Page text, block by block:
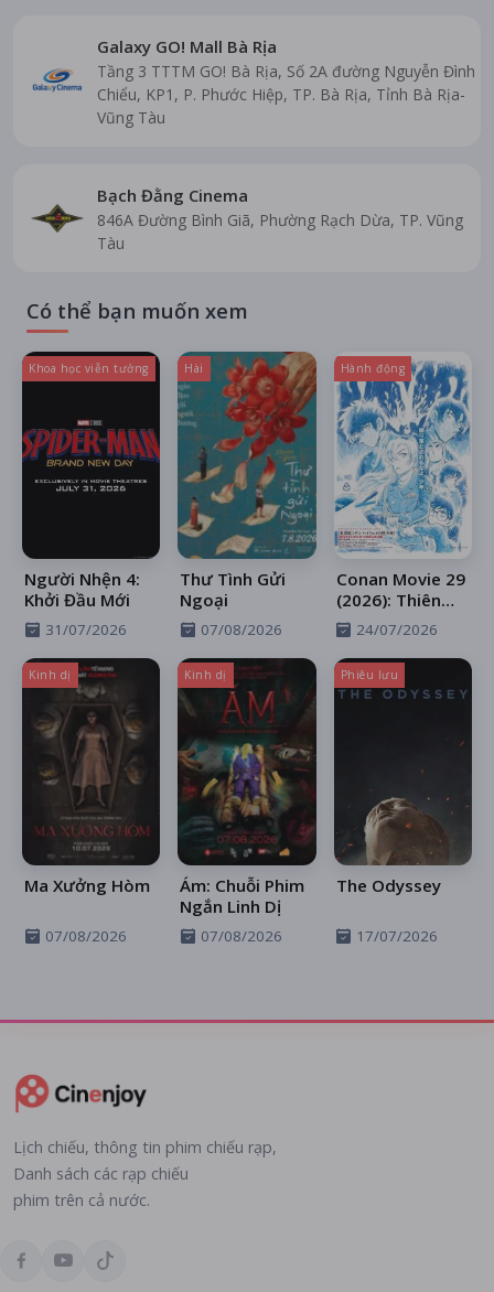
Galaxy GO! Mall Bà Rịa
Tầng 3 TTTM GO! Bà Rịa, Số 2A đường Nguyễn Đình
Chiểu, KP1, P. Phước Hiệp, TP. Bà Rịa, Tỉnh Bà Rịa-
Vũng Tàu
Bạch Đằng Cinema
846A Đường Bình Giã, Phường Rạch Dừa, TP. Vũng
Tàu
Có thể bạn muốn xem
Khoa học viễn tưởng
Người Nhện 4:
Khởi Đầu Mới
31/07/2026
Hài
Thư Tình Gửi
Ngoại
07/08/2026
Hành động
Conan Movie 29
(2026): Thiên
Thần Sa Ngã
Trên Xa Lộ
24/07/2026
Kinh dị
Ma Xưởng Hòm
07/08/2026
Kinh dị
Ám: Chuỗi Phim
Ngắn Linh Dị
07/08/2026
Phiêu lưu
The Odyssey
17/07/2026
Lịch chiếu, thông tin phim chiếu rạp,
Danh sách các rạp chiếu
phim trên cả nước.